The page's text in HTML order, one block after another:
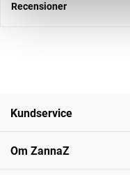
Recensioner
Kundservice
Om ZannaZ